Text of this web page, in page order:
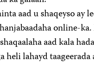
aad u shaqeyso ay
online-
aad kala
heli lahayd taageerada